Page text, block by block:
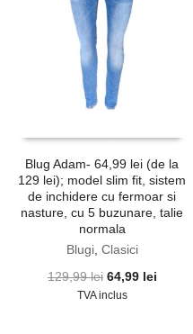
Blug Adam- 64,99 lei (de la
129 lei); model slim fit, sistem
de inchidere cu fermoar si
nasture, cu 5 buzunare, talie
normala
Blugi, Clasici
129,99lei Prețul
inițial
64,99 leiPrețul
TVA inclus